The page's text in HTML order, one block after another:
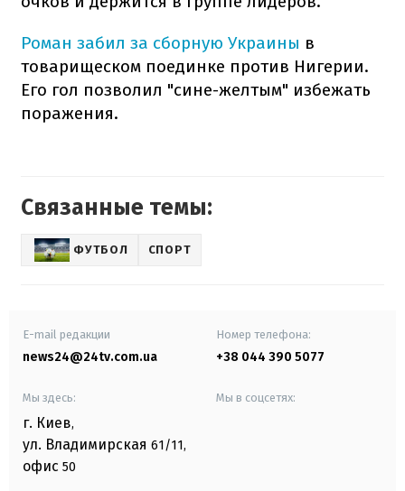
Роман забил за сборную Украины в
товарищеском поединке против Нигерии.
Его гол позволил "сине-желтым" избежать
поражения.
Связанные темы:
ФУТБОЛ СПОРТ
E-mail редакции
news24@24tv.com.ua
Номер телефона:
+38 044 390 5077
Мы здесь:
г. Киев,
ул. Владимирская 61/11,
офис 50
Мы в соцсетях: